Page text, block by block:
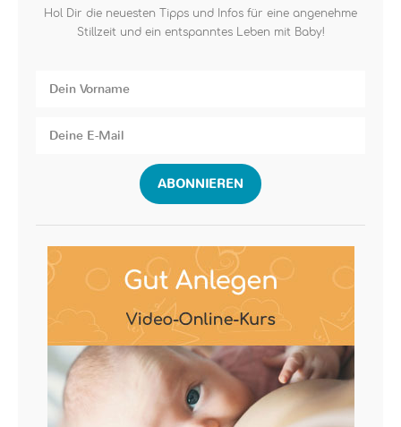
Hol Dir die neuesten Tipps und Infos für eine angenehme
Stillzeit und ein entspanntes Leben mit Baby!
ABONNIEREN